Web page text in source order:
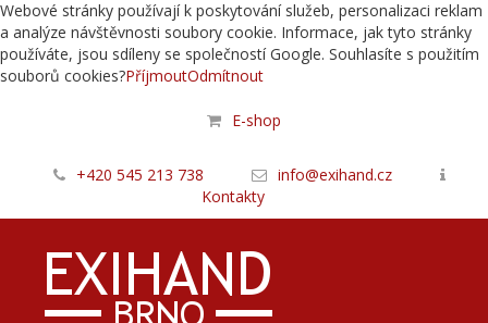
Webové stránky používají k poskytování služeb, personalizaci reklam
a analýze návštěvnosti soubory cookie. Informace, jak tyto stránky
používáte, jsou sdíleny se společností Google. Souhlasíte s použitím
souborů cookies?PříjmoutOdmítnout
E-shop
+420 545 213 738
info@exihand.cz
Kontakty